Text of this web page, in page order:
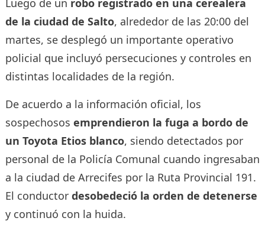
de la ciudad de Salto, alrededor de las 20:00 del
martes, se desplegó un importante operativo
policial que incluyó persecuciones y controles en
distintas localidades de la región.
De acuerdo a la información oficial, los
sospechosos emprendieron la fuga a bordo de
un Toyota Etios blanco, siendo detectados por
personal de la Policía Comunal cuando ingresaban
a la ciudad de Arrecifes por la Ruta Provincial 191.
El conductor desobedeció la orden de detenerse
y continuó con la huida.